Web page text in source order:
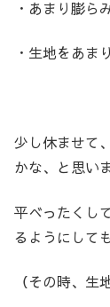
・あまり膨ら
・生地をあま
少し休ませて、
かな、と思い
平べったくし
るようにして
（その時、